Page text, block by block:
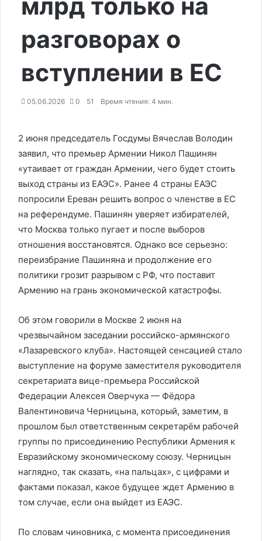
млрд только на
разговорах о
вступлении в ЕС
05.06.2026 0 51 Время чтения: 4 мин.
2 июня председатель Госдумы Вячеслав Володин
заявил, что премьер Армении Никол Пашинян
«утаивает от граждан Армении, чего будет стоить
выход страны из ЕАЭС». Ранее 4 страны ЕАЭС
попросили Ереван решить вопрос о членстве в ЕС
на референдуме. Пашинян уверяет избирателей,
что Москва только пугает и после выборов
отношения восстановятся. Однако все серьезно:
переизбрание Пашиняна и продолжение его
политики грозит разрывом с РФ, что поставит
Армению на грань экономической катастрофы.
Об этом говорили в Москве 2 июня на
чрезвычайном заседании российско-армянского
«Лазаревского клуба». Настоящей сенсацией стало
выступление на форуме заместителя руководителя
секретариата вице-премьера Российской
Федерации Алексея Оверчука — Фёдора
Валентиновича Черницына, который, заметим, в
прошлом был ответственным секретарём рабочей
группы по присоединению Республики Армения к
Евразийскому экономическому союзу. Черницын
наглядно, так сказать, «на пальцах», с цифрами и
фактами показал, какое будущее ждет Армению в
том случае, если она выйдет из ЕАЭС.
По словам чиновника, с момента присоединения